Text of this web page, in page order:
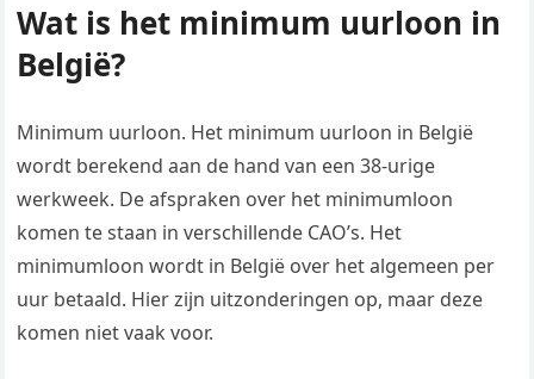
Wat is het minimum uurloon in
België?
Minimum uurloon. Het minimum uurloon in België
wordt berekend aan de hand van een 38-urige
werkweek. De afspraken over het minimumloon
komen te staan in verschillende CAO’s. Het
minimumloon wordt in België over het algemeen per
uur betaald. Hier zijn uitzonderingen op, maar deze
komen niet vaak voor.